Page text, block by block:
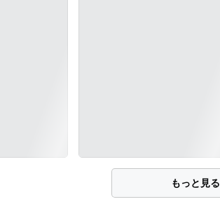
もっと見る